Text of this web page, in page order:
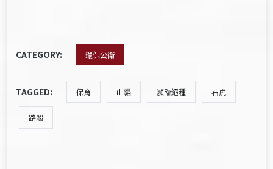
CATEGORY: 環保公衛
TAGGED: 保育 山貓 瀕臨絕種 石虎
路殺